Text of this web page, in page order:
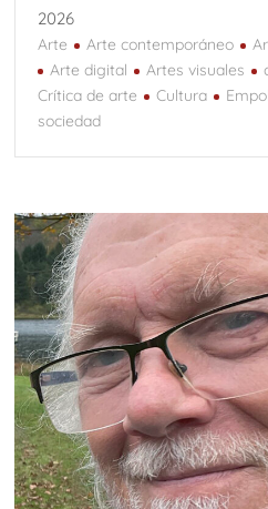
2026
Arte Arte contemporáneo
Arte digital
Artes visuales
Crítica de arte
Cultura
sociedad